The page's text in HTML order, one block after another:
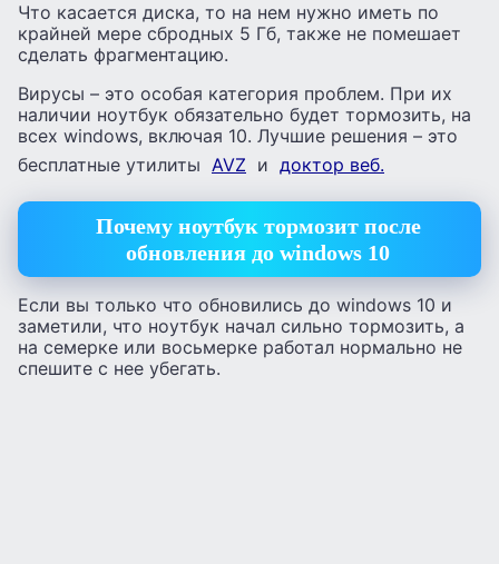
Что касается диска, то на нем нужно иметь по
крайней мере сбродных 5 Гб, также не помешает
сделать фрагментацию.
Вирусы – это особая категория проблем. При их
наличии ноутбук обязательно будет тормозить, на
всех windows, включая 10. Лучшие решения – это
бесплатные утилиты AVZ и доктор веб.
Почему ноутбук тормозит после
обновления до windows 10
Если вы только что обновились до windows 10 и
заметили, что ноутбук начал сильно тормозить, а
на семерке или восьмерке работал нормально не
спешите с нее убегать.